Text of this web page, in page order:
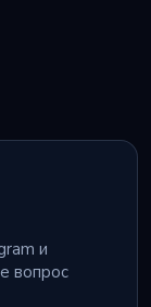
и
вопрос